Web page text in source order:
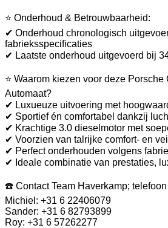
⭐ Onderhoud & Betrouwbaarheid:
✔ Onderhoud chronologisch
fabrieksspecificaties
✔ Laatste onderhoud uitgevoerd bij
⭐ Waarom kiezen voor deze Porsche
Automaat?
✔ Luxueuze uitvoering met
✔ Sportief én comfortabel dankzij
✔ Krachtige 3.0 dieselmotor met
✔ Voorzien van talrijke comfort- en
✔ Perfect onderhouden volgens
✔ Ideale combinatie van prestaties,
☎️ Contact Team Haverkamp;
Michiel: +31 6 22406079
Sander: +31 6 82793899
Roy: +31 6 57262277